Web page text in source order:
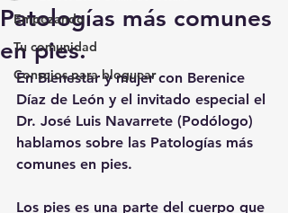
Empezando
Tu comunidad
Consejos para bloguear
Patologías más comunes
en pies.
En Bienestar y mujer con Berenice
Díaz de León y el invitado especial el
Dr. José Luis Navarrete (Podólogo)
hablamos sobre las Patologías más
comunes en pies.
Los pies es una parte del cuerpo que